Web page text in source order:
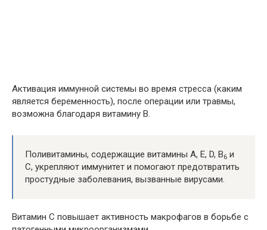
Активация иммунной системы во время стресса (каким
является беременность), после операции или травмы,
возможна благодаря витамину В.
Поливитамины, содержащие витамины А, Е, D, В6 и
С, укрепляют иммунитет и помогают предотвратить
простудные заболевания, вызванные вирусами.
Витамин С повышает активность макрофагов в борьбе с